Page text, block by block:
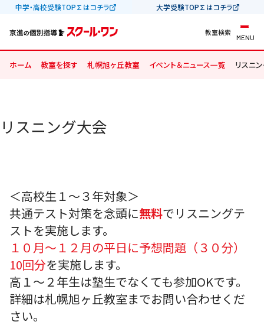
中学・高校受験TOP∑はコチラ 大学受験TOP∑はコチラ
教室検索
MENU
ホーム 教室を探す 札幌旭ヶ丘教室 イベント＆ニュース一覧 リスニ
リスニング大会
＜高校生１～３年対象＞
共通テスト対策を念頭に無料でリスニングテ
ストを実施します。
１０月～１２月の平日に予想問題（３０分）
10回分を実施します。
高１～２年生は塾生でなくても参加OKです。
詳細は札幌旭ヶ丘教室までお問い合わせくだ
さい。